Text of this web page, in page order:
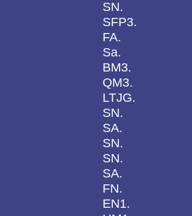
SN.
SFP3.
FA.
Sa.
BM3.
QM3.
LTJG.
SN.
SA.
SN.
SN.
SA.
FN.
EN1.